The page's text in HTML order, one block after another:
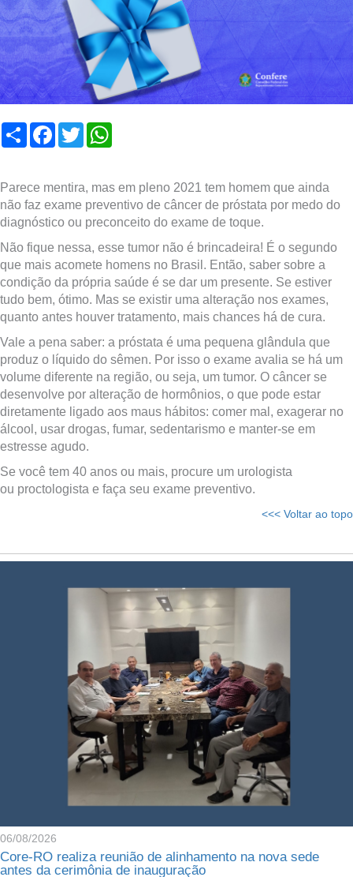
Compartilhar
Facebook
Twitter
Parece mentira, mas em pleno 2021 tem homem que ainda
não faz exame preventivo de câncer de próstata por medo do
diagnóstico ou preconceito do exame de toque.
Não fique nessa, esse tumor não é brincadeira! É o segundo
que mais acomete homens no Brasil. Então, saber sobre a
condição da própria saúde é se dar um presente. Se estiver
tudo bem, ótimo. Mas se existir uma alteração nos exames,
quanto antes houver tratamento, mais chances há de cura.
Vale a pena saber: a próstata é uma pequena glândula que
produz o líquido do sêmen. Por isso o exame avalia se há um
volume diferente na região, ou seja, um tumor. O câncer se
desenvolve por alteração de hormônios, o que pode estar
diretamente ligado aos maus hábitos: comer mal, exagerar no
álcool, usar drogas, fumar, sedentarismo e manter-se em
estresse agudo.
Se você tem 40 anos ou mais, procure um urologista
ou proctologista e faça seu exame preventivo.
<<< Voltar ao topo
06/08/2026
Core-RO realiza reunião de alinhamento na nova sede
antes da cerimônia de inauguração